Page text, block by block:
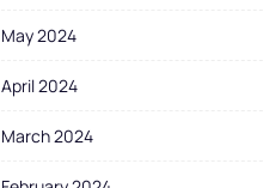
May 2024
April 2024
March 2024